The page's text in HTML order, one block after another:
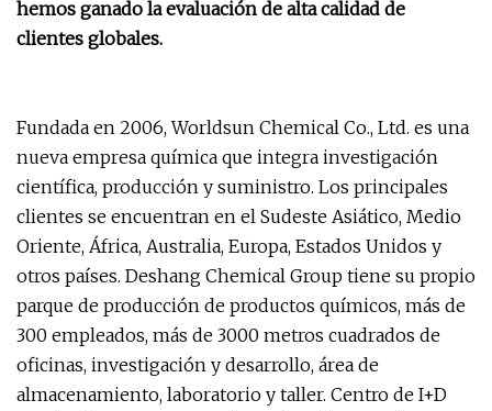
hemos ganado la evaluación de alta calidad de
clientes globales.
Fundada en 2006, Worldsun Chemical Co., Ltd. es una
nueva empresa química que integra investigación
científica, producción y suministro. Los principales
clientes se encuentran en el Sudeste Asiático, Medio
Oriente, África, Australia, Europa, Estados Unidos y
otros países. Deshang Chemical Group tiene su propio
parque de producción de productos químicos, más de
300 empleados, más de 3000 metros cuadrados de
oficinas, investigación y desarrollo, área de
almacenamiento, laboratorio y taller. Centro de I+D